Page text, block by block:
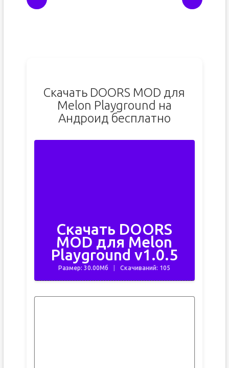
Скачать DOORS MOD для
Melon Playground на
Андроид бесплатно
Скачать DOORS
MOD для Melon
Playground v1.0.5
Размер: 30.00Мб Скачиваний: 105